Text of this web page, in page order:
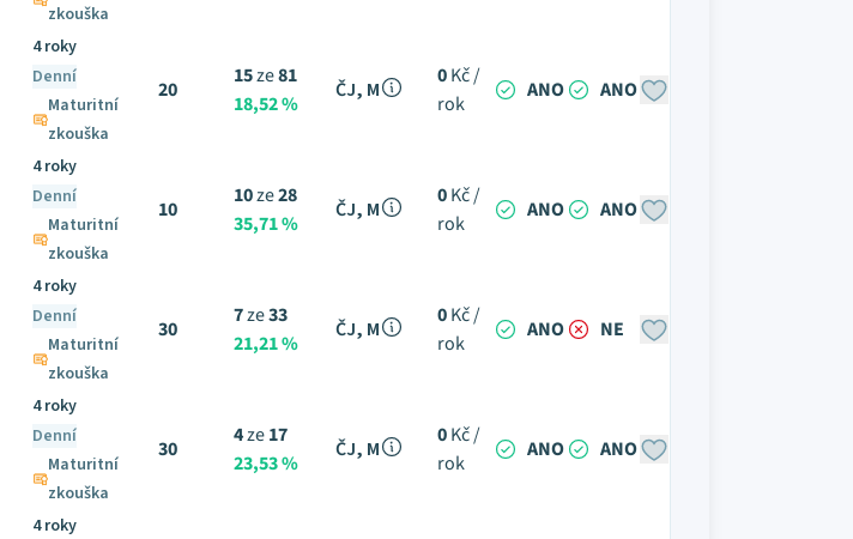
zkouška
4 roky
Denní
Maturitní
zkouška
20
15ze81
18,52 %
ČJ, M
0Kč /
rok
ANO ANO
4 roky
Denní
Maturitní
zkouška
10
10ze28
35,71 %
ČJ, M
0Kč /
rok
ANO ANO
4 roky
Denní
Maturitní
zkouška
30
7ze33
21,21 %
ČJ, M
0Kč /
rok
ANO NE
4 roky
Denní
Maturitní
zkouška
30
4ze17
23,53 %
ČJ, M
0Kč /
rok
ANO ANO
4 roky